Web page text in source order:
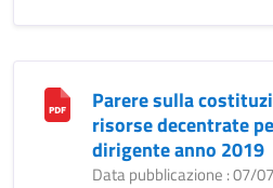
Parere sulla
risorse decentrate
dirigente anno 2019
Data pubblicazione : 07/